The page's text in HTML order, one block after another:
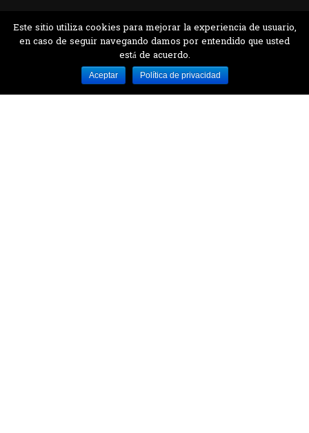
Desarrollado por MJTEC.
Este sitio utiliza cookies para mejorar la experiencia de usuario,
en caso de seguir navegando damos por entendido que usted
está de acuerdo.
Aceptar Política de privacidad